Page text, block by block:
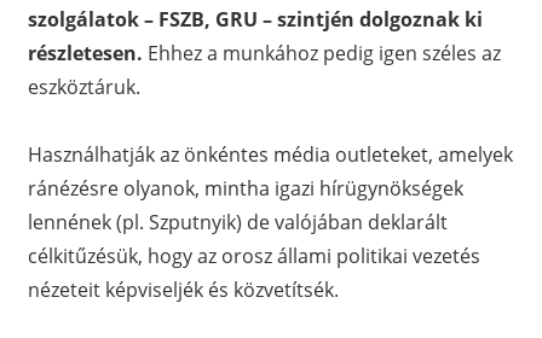
szolgálatok – FSZB, GRU – szintjén dolgoznak ki
részletesen. Ehhez a munkához pedig igen széles az
eszköztáruk.
Használhatják az önkéntes média outleteket, amelyek
ránézésre olyanok, mintha igazi hírügynökségek
lennének (pl. Szputnyik) de valójában deklarált
célkitűzésük, hogy az orosz állami politikai vezetés
nézeteit képviseljék és közvetítsék.